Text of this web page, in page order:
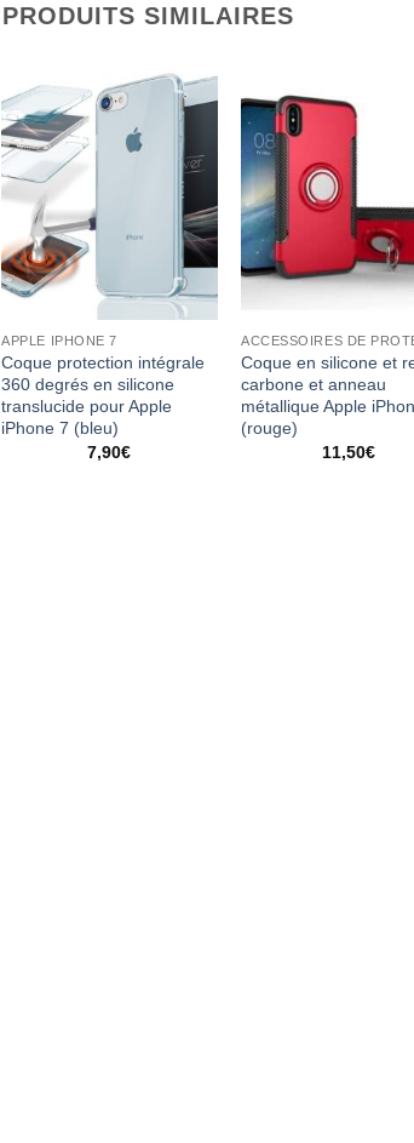
PRODUITS SIMILAIRES
APPLE IPHONE 7
Coque protection intégrale
360 degrés en silicone
translucide pour Apple
iPhone 7 (bleu)
7,90€
Coque en silicone et
carbone et anneau
métallique Apple
(rouge)
11,50€